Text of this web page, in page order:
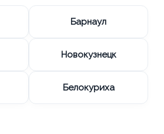
Барнаул
Новокузнецк
Белокуриха